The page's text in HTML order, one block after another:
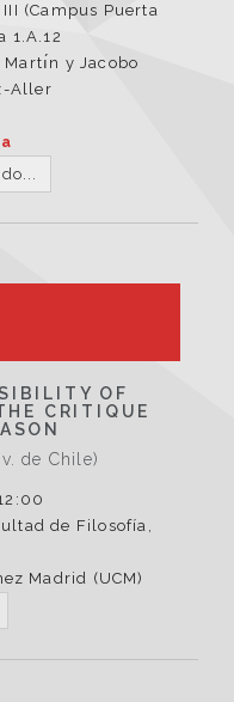
(Campus Puerta
1.A.12
y Jacobo
Aller
OF
CRITIQUE
de Chile)
de Filosofía,
Madrid (UCM)